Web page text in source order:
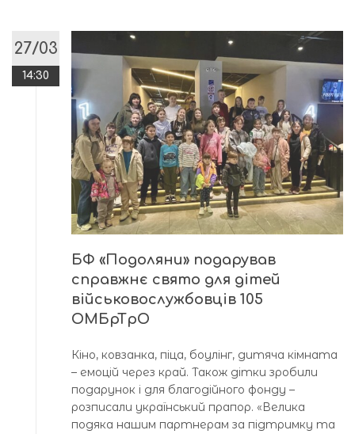
27/03
14:30
БФ «Подоляни» подарував
справжнє свято для дітей
військовослужбовців 105
ОМБрТрО
Кіно, ковзанка, піца, боулінг, дитяча кімната
– емоцій через край. Також дітки зробили
подарунок і для благодійного фонду –
розписали український прапор. «Велика
подяка нашим партнерам за підтримку та